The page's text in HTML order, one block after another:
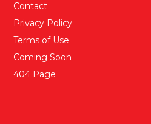
Contact
Privacy Policy
Terms of Use
Coming Soon
404 Page